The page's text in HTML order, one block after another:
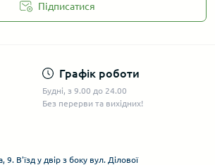
Підписатися
Графік роботи
Будні, з 9.00 до 24.00
Без перерви та вихідних!
В'їзд у двір з боку вул. Ділової